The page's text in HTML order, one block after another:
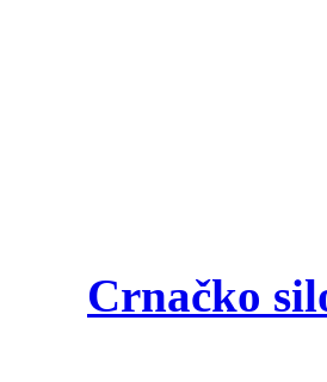
Crnačko